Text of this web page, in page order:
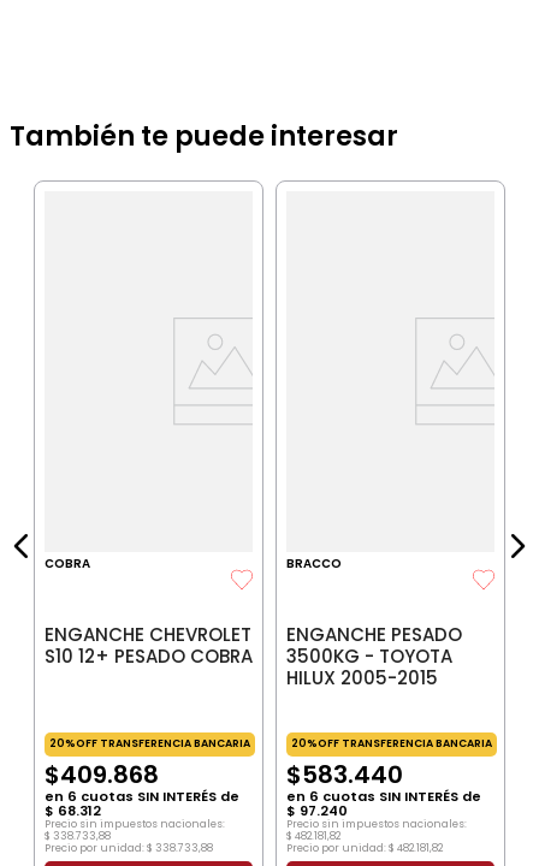
También te puede interesar
COBRA
ENGANCHE CHEVROLET
S10 12+ PESADO COBRA
20%OFF TRANSFERENCIA BANCARIA
$409.868
en 6 cuotas SIN INTERÉS de
$ 68.312
Precio sin impuestos nacionales:
$ 338.733,88
Precio por unidad:$ 338.733,88
BRACCO
ENGANCHE PESADO
3500KG - TOYOTA
HILUX 2005-2015
20%OFF TRANSFERENCIA BANCARIA
$583.440
en 6 cuotas SIN INTERÉS de
$ 97.240
Precio sin impuestos nacionales:
$ 482.181,82
Precio por unidad:$ 482.181,82